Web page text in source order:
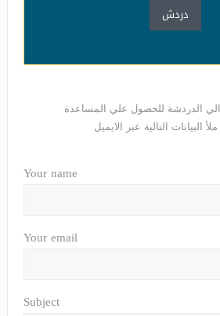
الدردشة للحصول علي المساعدة
البيانات التالية عبر الايميل
Your name
Your email
Subject